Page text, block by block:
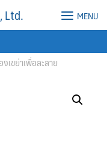
Ltd. MENU
เขย่าเพื่อละลาย